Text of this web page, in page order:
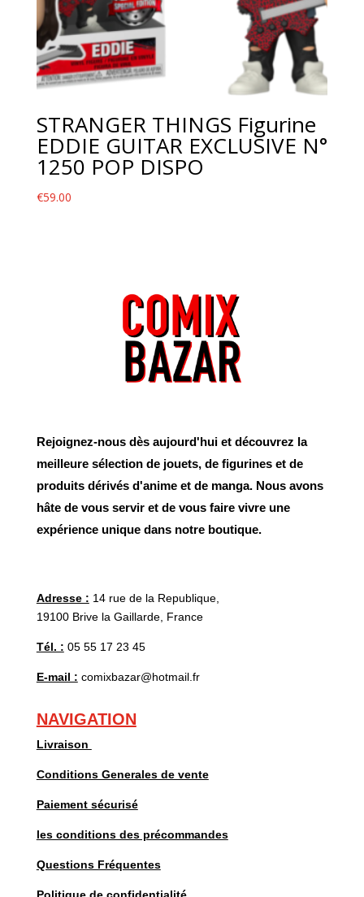
STRANGER THINGS Figurine
EDDIE GUITAR EXCLUSIVE N°
1250 POP DISPO
€59.00
Rejoignez-nous dès aujourd'hui et découvrez la
meilleure sélection de jouets, de figurines et de
produits dérivés d'anime et de manga. Nous avons
hâte de vous servir et de vous faire vivre une
expérience unique dans notre boutique.
Adresse : 14 rue de la Republique,
19100 Brive la Gaillarde, France
Tél. : 05 55 17 23 45
E-mail : comixbazar@hotmail.fr
NAVIGATION
Livraison
Conditions Generales de vente
Paiement sécurisé
les conditions des précommandes
Questions Fréquentes
Politique de confidentialité